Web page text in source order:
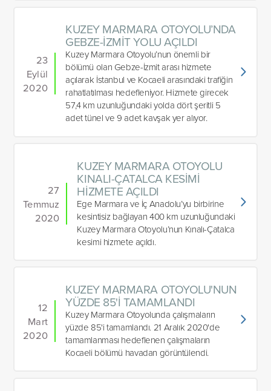
23
Eylül
2020
KUZEY MARMARA OTOYOLU’NDA
GEBZE-İZMİT YOLU AÇILDI
Kuzey Marmara Otoyolu’nun önemli bir
bölümü olan Gebze-İzmit arası hizmete
açılarak İstanbul ve Kocaeli arasındaki trafiğin
rahatlatılması hedefleniyor. Hizmete girecek
57,4 km uzunluğundaki yolda dört şeritli 5
adet tünel ve 9 adet kavşak yer alıyor.
27
Temmuz
2020
KUZEY MARMARA OTOYOLU
KINALI-ÇATALCA KESİMİ
HİZMETE AÇILDI
Ege Marmara ve İç Anadolu’yu birbirine
kesintisiz bağlayan 400 km uzunluğundaki
Kuzey Marmara Otoyolu’nun Kınalı-Çatalca
kesimi hizmete açıldı.
12
Mart
2020
KUZEY MARMARA OTOYOLU'NUN
YÜZDE 85'İ TAMAMLANDI
Kuzey Marmara Otoyolunda çalışmaların
yüzde 85'i tamamlandı. 21 Aralık 2020'de
tamamlanması hedeflenen çalışmaların
Kocaeli bölümü havadan görüntülendi.